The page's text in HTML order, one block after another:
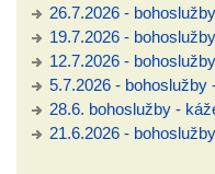
26.7.2026 -
19.7.2026 -
12.7.2026 -
5.7.2026 - bohoslužby
28.6. bohoslužby -
21.6.2026 -